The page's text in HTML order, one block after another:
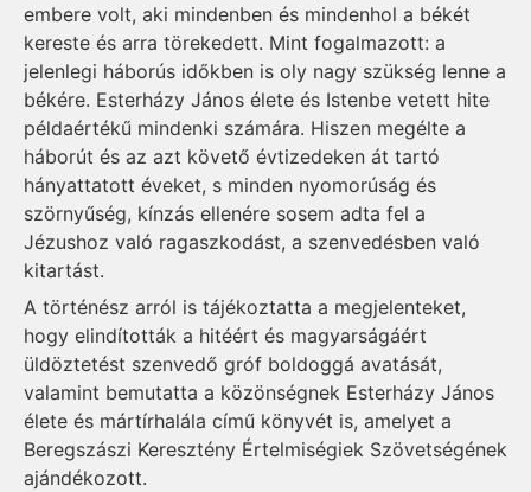
embere volt, aki mindenben és mindenhol a békét
kereste és arra törekedett. Mint fogalmazott: a
jelenlegi háborús időkben is oly nagy szükség lenne a
békére. Esterházy János élete és Istenbe vetett hite
példaértékű mindenki számára. Hiszen megélte a
háborút és az azt követő évtizedeken át tartó
hányattatott éveket, s minden nyomorúság és
szörnyűség, kínzás ellenére sosem adta fel a
Jézushoz való ragaszkodást, a szenvedésben való
kitartást.
A történész arról is tájékoztatta a megjelenteket,
hogy elindították a hitéért és magyarságáért
üldöztetést szenvedő gróf boldoggá avatását,
valamint bemutatta a közönségnek Esterházy János
élete és mártírhalála című könyvét is, amelyet a
Beregszászi Keresztény Értelmiségiek Szövetségének
ajándékozott.